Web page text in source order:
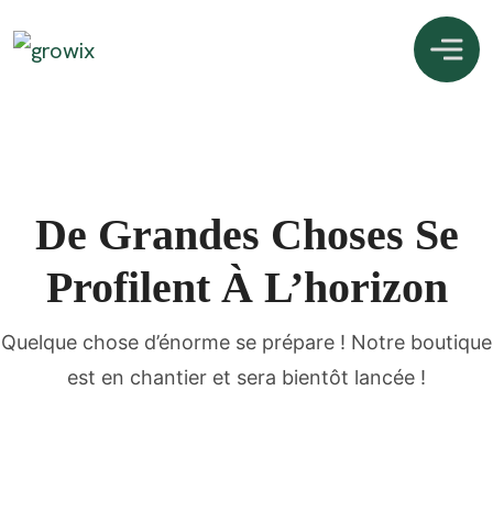
De Grandes Choses Se
Profilent À L’horizon
Quelque chose d’énorme se prépare ! Notre boutique
est en chantier et sera bientôt lancée !